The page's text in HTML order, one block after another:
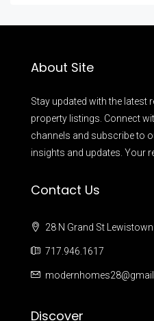
About Site
Stay updated with the latest
property listings. Connect
channels and subscribe to
insights and updates. Your
Contact Us
28 N Grand St
717.946.1617
Discover